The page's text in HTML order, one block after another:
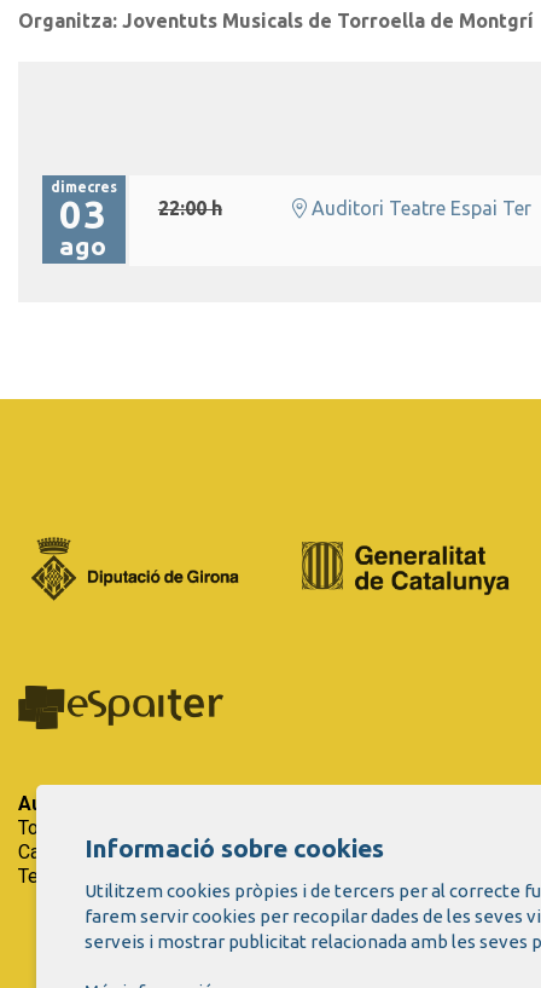
Organitza: Joventuts Musicals de Torroella de Montgrí
dimecres
03
ago
22:00 h Auditori Teatre Espai Ter
Auditori Teatre Espai Ter
Tots els drets reservats.
Carrer del Riu Ter, 29 - 17257 Torroella de Montgrí (Girona)
Tel. 972 75 50 03 - a/e:
Informació sobre cookies
Utilitzem cookies pròpies i de tercers per al correcte
farem servir cookies per recopilar dades de les seves
serveis i mostrar publicitat relacionada amb les seves